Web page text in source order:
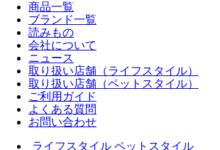
商品一覧
ブランド一覧
読みもの
会社について
ニュース
取り扱い店舗（ライフスタイル）
取り扱い店舗（ペットスタイル）
ご利用ガイド
よくある質問
お問い合わせ
ライフスタイル ペットスタイル